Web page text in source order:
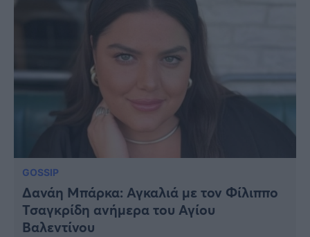
GOSSIP
Δανάη Μπάρκα: Αγκαλιά με τον Φίλιππο
Τσαγκρίδη ανήμερα του Αγίου
Βαλεντίνου